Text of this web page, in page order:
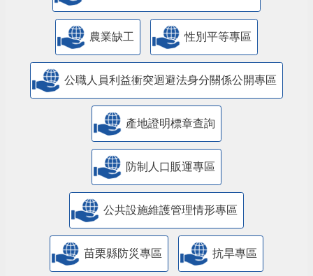
農業缺工 性別平等專區
公職人員利益衝突迴避法身分關係公開專區
產地證明標章查詢
防制人口販運專區
​公共設施維護管理情形專區
苗栗縣防災專區 抗旱專區